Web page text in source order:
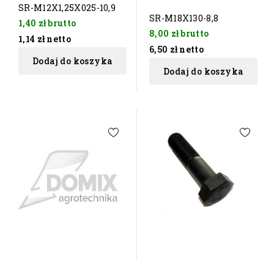
SR-M12X1,25X025-10,9
1,40 złbrutto
1,14 zł netto
Dodaj do koszyka
SR-M18X130-8,8
8,00 złbrutto
6,50 zł netto
Dodaj do koszyka